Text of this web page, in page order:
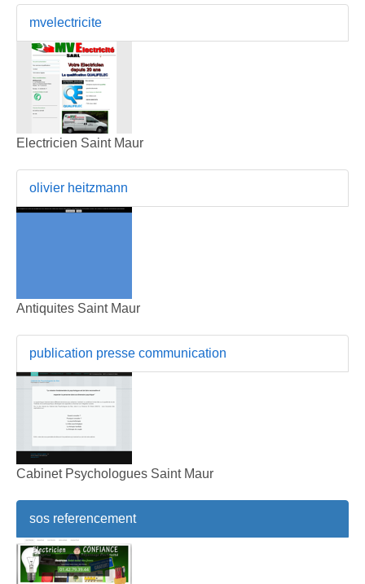
mvelectricite
Electricien Saint Maur
olivier heitzmann
Antiquites Saint Maur
publication presse communication
Cabinet Psychologues Saint Maur
sos referencement